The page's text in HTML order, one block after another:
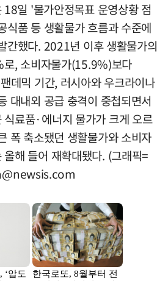
일 '물가안정목표 운영상황 점
식품 등 생활물가 흐름과 수준에
간했다. 2021년 이후 생활물가의
, 소비자물가(15.9%)보다
데믹 기간, 러시아와 우크라이나
대내외 공급 충격이 중첩되면서
료품·에너지 물가가 크게 오르
폭 축소됐던 생활물가와 소비자
해 들어 재확대됐다. (그래픽=